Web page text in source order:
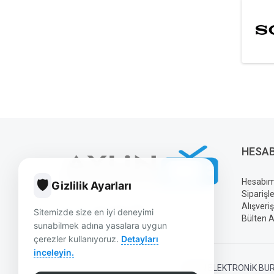
Bülten
AYLIN ELEKTRONIK
🛡️ Gizlilik Ayarları
Sitemizde size en iyi deneyimi
sunabilmek adına yasalara uygun
çerezler kullanıyoruz. Detayları
inceleyin.